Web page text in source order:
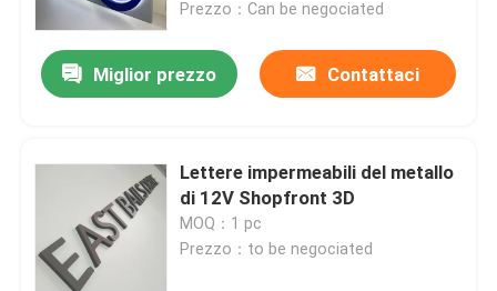
Prezzo：Can be negociated
Miglior prezzo Contattaci
Lettere impermeabili del metallo
di 12V Shopfront 3D
MOQ：1 pc
Prezzo：to be negociated